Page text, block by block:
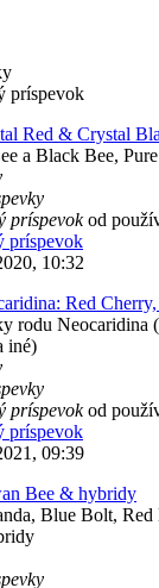
príspevok
Red & Crystal
a Black Bee,
príspevokod
príspevok
10:32
Red
rodu Neocaridina
iné)
príspevokod
príspevok
09:39
Bee & hybridy
Blue Bolt, Red